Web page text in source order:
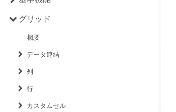
グリッド
概要
データ連結
列
行
カスタムセル